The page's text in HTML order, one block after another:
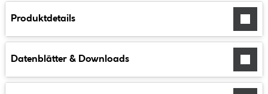
Produktdetails
Datenblätter & Downloads